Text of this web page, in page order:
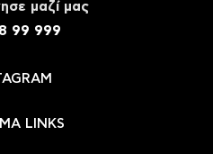
μαζί μας
99 999
LINKS